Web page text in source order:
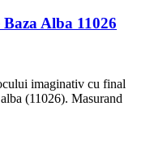
Alba 11026
imaginativ cu final
(11026). Masurand